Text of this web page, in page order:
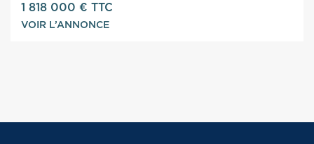
1 818 000 € TTC
VOIR L’ANNONCE